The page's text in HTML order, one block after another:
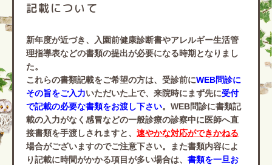
記載について
新年度が近づき、 入園前健康診断書やアレルギー生活管
理指導表などの書類の提出が必要になる時期となりまし
た。
これらの書類記載をご希望の方は、受診前にWEB問診に
その旨をご入力いただいた上で、来院時にまず先に受付
で記載の必要な書類をお渡し下さい。WEB問診に書類記
載の入力がなく感冒などの一般診療の診察中に医師へ直
接書類を手渡しされますと、 速やかな対応ができかねる
場合がございますのでご注意下さい。また書類内容によ
り記載に時間がかかる項目が多い場合は、 書類を一旦お